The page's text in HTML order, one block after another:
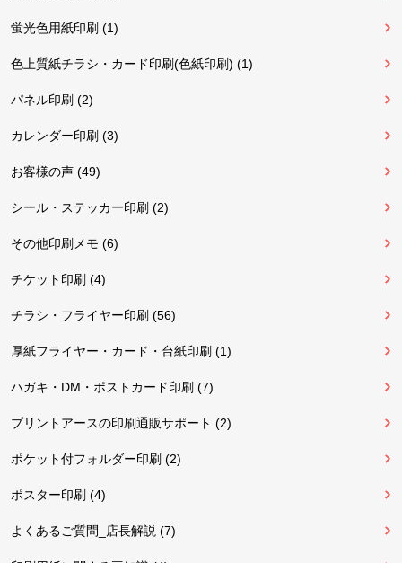
蛍光色用紙印刷 (1)
色上質紙チラシ・カード印刷(色紙印刷) (1)
パネル印刷 (2)
カレンダー印刷 (3)
お客様の声 (49)
シール・ステッカー印刷 (2)
その他印刷メモ (6)
チケット印刷 (4)
チラシ・フライヤー印刷 (56)
厚紙フライヤー・カード・台紙印刷 (1)
ハガキ・DM・ポストカード印刷 (7)
プリントアースの印刷通販サポート (2)
ポケット付フォルダー印刷 (2)
ポスター印刷 (4)
よくあるご質問_店長解説 (7)